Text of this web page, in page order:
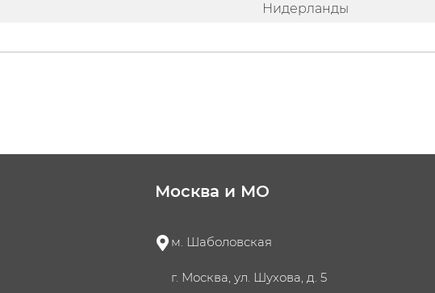
Нидерланды
Москва и МО
м. Шаболовская
г. Москва, ул. Шухова, д. 5